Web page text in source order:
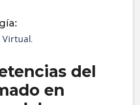
Virtual.
del
en